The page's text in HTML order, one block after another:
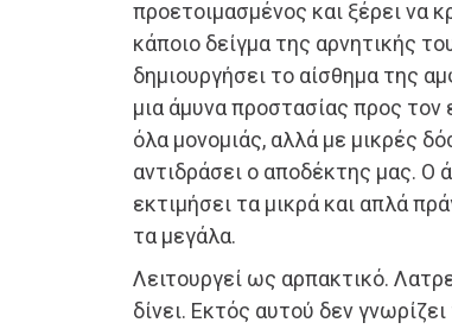
προετοιμασμένος και ξέρει να
κάποιο δείγμα της αρνητικής
δημιουργήσει το αίσθημα της
μια άμυνα προστασίας προς
όλα μονομιάς, αλλά με μικρές
αντιδράσει ο αποδέκτης μας. Ο
εκτιμήσει τα μικρά και απλά
τα μεγάλα.
Λειτουργεί ως αρπακτικό.
δίνει. Εκτός αυτού δεν